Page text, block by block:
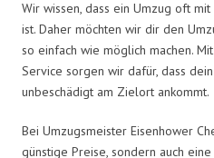
Wir wissen, dass ein Umzug oft
ist. Daher möchten wir dir den
so einfach wie möglich machen.
Service sorgen wir dafür, dass
unbeschädigt am Zielort ankommt.
Bei Umzugsmeister Eisenhower
günstige Preise, sondern auch